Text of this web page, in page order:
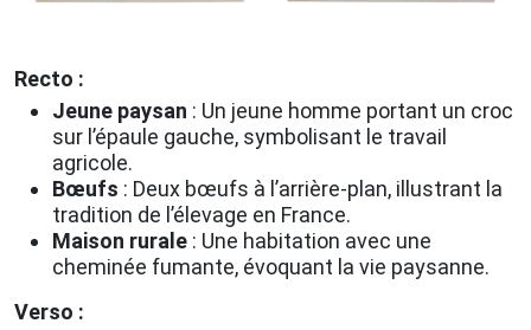
Recto :
Jeune paysan : Un jeune homme portant un croc
sur l’épaule gauche, symbolisant le travail
agricole.
Bœufs : Deux bœufs à l’arrière-plan, illustrant la
tradition de l’élevage en France.
Maison rurale : Une habitation avec une
cheminée fumante, évoquant la vie paysanne.
Verso :